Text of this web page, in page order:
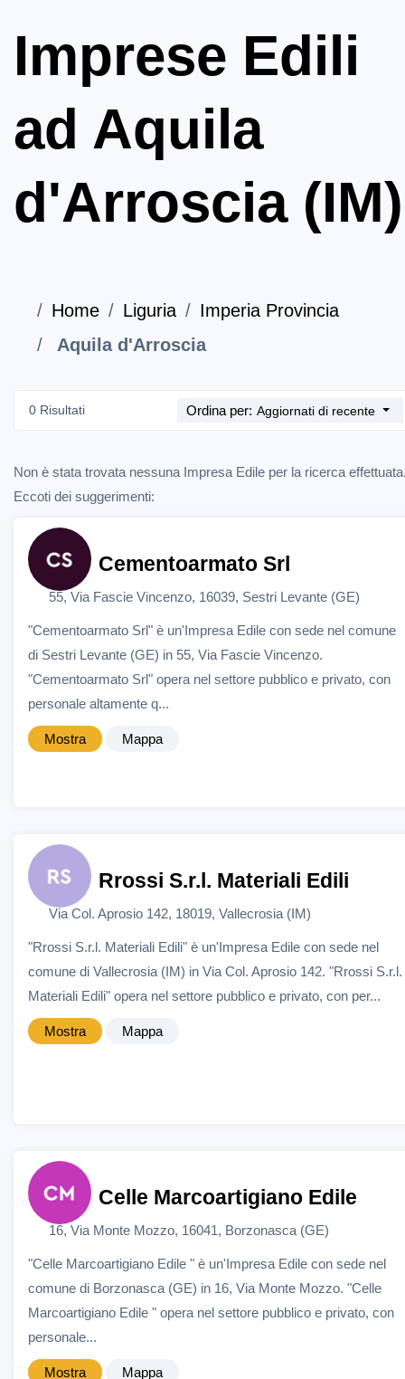
Imprese Edili
ad Aquila
d'Arroscia (IM)
Home Liguria
Imperia Provincia
Aquila d'Arroscia
0 Risultati Ordina per: Aggiornati di recente
Non è stata trovata nessuna Impresa Edile per la ricerca
Eccoti dei suggerimenti:
Cementoarmato Srl
55, Via Fascie Vincenzo, 16039, Sestri Levante (GE)
"Cementoarmato Srl" è un'Impresa Edile con sede nel comune
di Sestri Levante (GE) in 55, Via Fascie Vincenzo.
"Cementoarmato Srl" opera nel settore pubblico e privato, con
personale altamente q...
Mostra Mappa
Rrossi S.r.l. Materiali Edili
Via Col. Aprosio 142, 18019, Vallecrosia (IM)
"Rrossi S.r.l. Materiali Edili" è un'Impresa Edile con sede nel
comune di Vallecrosia (IM) in Via Col. Aprosio 142. "Rrossi S.r.l.
Materiali Edili" opera nel settore pubblico e privato, con per...
Mostra Mappa
Celle Marcoartigiano Edile
16, Via Monte Mozzo, 16041, Borzonasca (GE)
"Celle Marcoartigiano Edile " è un'Impresa Edile con sede nel
comune di Borzonasca (GE) in 16, Via Monte Mozzo. "Celle
Marcoartigiano Edile " opera nel settore pubblico e privato, con
personale...
Mostra Mappa